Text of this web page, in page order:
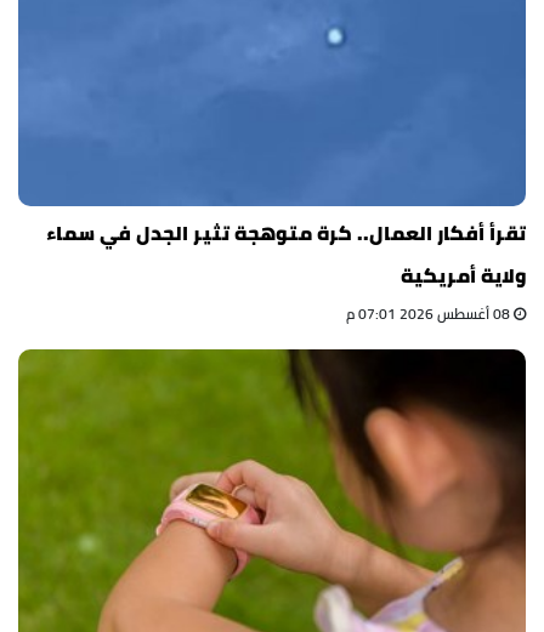
تقرأ أفكار العمال.. كرة متوهجة تثير الجدل في سماء
ولاية أمريكية